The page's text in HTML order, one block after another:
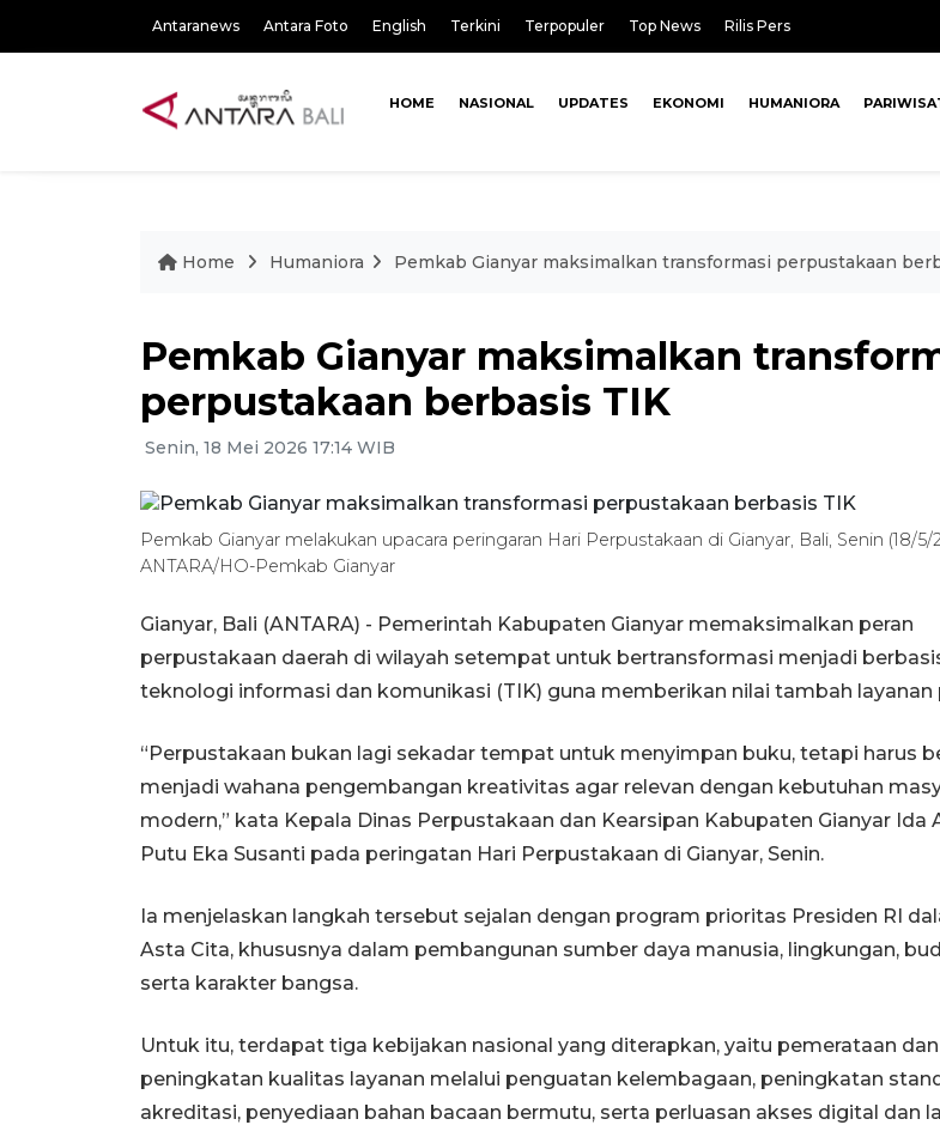
Antaranews Antara Foto English Terkini Terpopuler Top News Rilis Pers
HOME NASIONAL UPDATES EKONOMI HUMANIORA
Home Humaniora Pemkab Gianyar maksimalkan transformasi perpustakaan
Pemkab Gianyar maksimalkan
perpustakaan berbasis TIK
Senin, 18 Mei 2026 17:14 WIB
Pemkab Gianyar melakukan upacara peringaran Hari Perpustakaan di Gianyar, Bali, Senin (18/5/
ANTARA/HO-Pemkab Gianyar
Gianyar, Bali (ANTARA) - Pemerintah Kabupaten Gianyar memaksimalkan peran
perpustakaan daerah di wilayah setempat untuk bertransformasi menjadi
teknologi informasi dan komunikasi (TIK) guna memberikan nilai tambah layanan
“Perpustakaan bukan lagi sekadar tempat untuk menyimpan buku, tetapi harus
menjadi wahana pengembangan kreativitas agar relevan dengan kebutuhan
modern,” kata Kepala Dinas Perpustakaan dan Kearsipan Kabupaten Gianyar Ida
Putu Eka Susanti pada peringatan Hari Perpustakaan di Gianyar, Senin.
Ia menjelaskan langkah tersebut sejalan dengan program prioritas Presiden RI
Asta Cita, khususnya dalam pembangunan sumber daya manusia, lingkungan,
serta karakter bangsa.
Untuk itu, terdapat tiga kebijakan nasional yang diterapkan, yaitu pemerataan dan
peningkatan kualitas layanan melalui penguatan kelembagaan, peningkatan
akreditasi, penyediaan bahan bacaan bermutu, serta perluasan akses digital dan